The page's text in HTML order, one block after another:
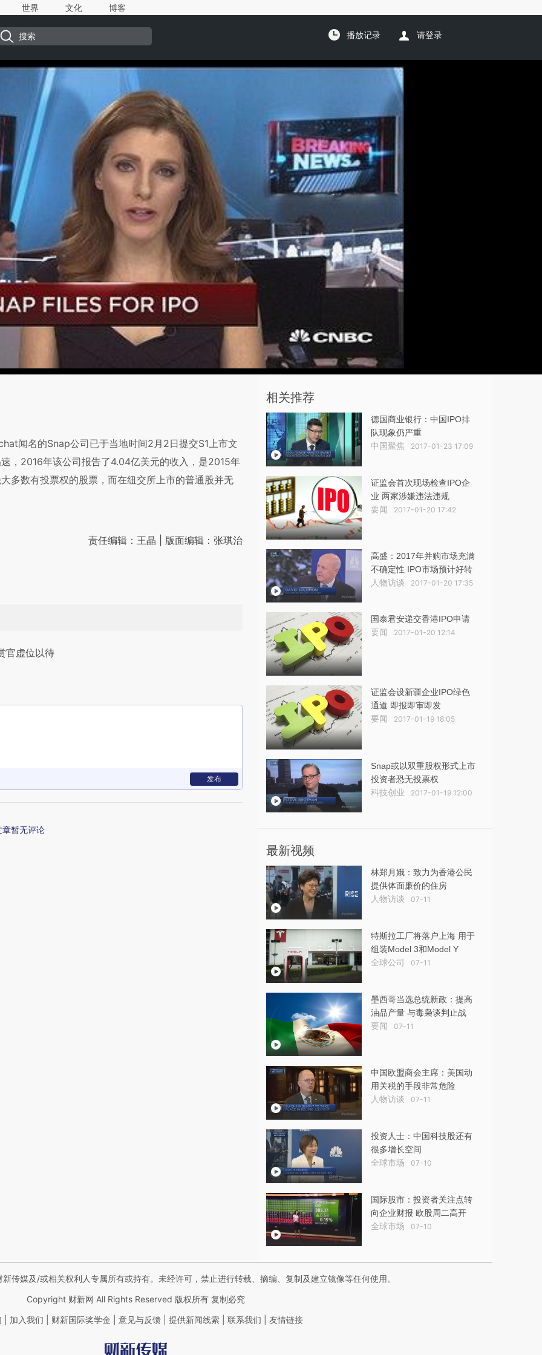
世界 文化 博客
播放记录 请登录
闻名的Snap公司已于当地时间2月2日提交S1上市文
，2016年该公司报告了4.04亿美元的收入，是2015年
多数有投票权的股票，而在纽交所上市的普通股并无
责任编辑：王晶 | 版面编辑：张琪治
官虚位以待
发布
章暂无评论
相关推荐
德国商业银行：中国IPO排
队现象仍严重
中国聚焦 2017-01-23 17:09
证监会首次现场检查IPO企
业 两家涉嫌违法违规
要闻 2017-01-20 17:42
高盛：2017年并购市场充满
不确定性 IPO市场预计好转
人物访谈 2017-01-20 17:35
国泰君安递交香港IPO申请
要闻 2017-01-20 12:14
证监会设新疆企业IPO绿色
通道 即报即审即发
要闻 2017-01-19 18:05
Snap或以双重股权形式上市
投资者恐无投票权
科技创业 2017-01-19 12:00
最新视频
林郑月娥：致力为香港公民
提供体面廉价的住房
人物访谈 07-11
特斯拉工厂将落户上海 用于
组装Model 3和Model Y
全球公司 07-11
墨西哥当选总统新政：提高
油品产量 与毒枭谈判止战
要闻 07-11
中国欧盟商会主席：美国动
用关税的手段非常危险
人物访谈 07-11
投资人士：中国科技股还有
很多增长空间
全球市场 07-10
国际股市：投资者关注点转
向企业财报 欧股周二高开
全球市场 07-10
传媒及/或相关权利人专属所有或持有。未经许可，禁止进行转载、摘编、复制及建立镜像等任何使用。
Copyright 财新网 All Rights Reserved 版权所有 复制必究
加入我们 财新国际奖学金 意见与反馈 提供新闻线索 联系我们 友情链接